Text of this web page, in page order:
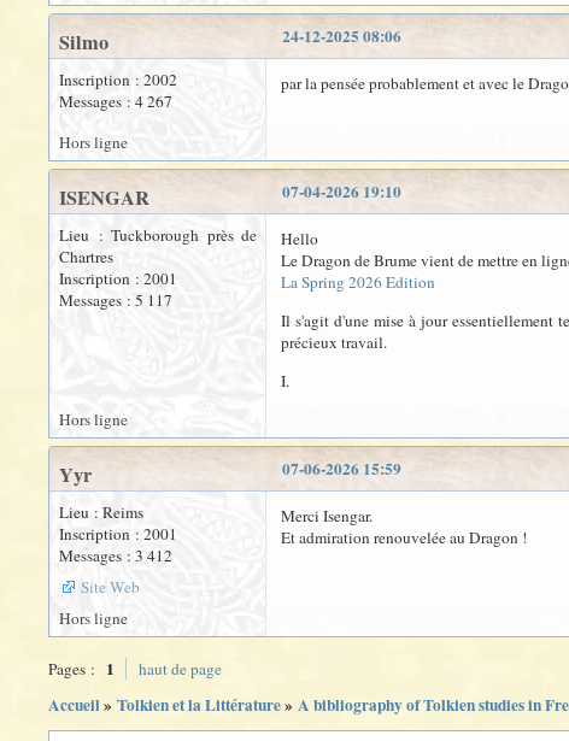
24-12-2025 08:06
Silmo
Inscription : 2002
Messages : 4 267
par la pensée probablement et avec le
Hors ligne
07-04-2026 19:10
ISENGAR
Lieu : Tuckborough près de
Chartres
Inscription : 2001
Messages : 5 117
Hello
Le Dragon de Brume vient de mettre en
La Spring 2026 Edition
Il s'agit d'une mise à jour essentiellement
précieux travail.
I.
Hors ligne
07-06-2026 15:59
Yyr
Lieu : Reims
Inscription : 2001
Messages : 3 412
Site Web
Merci Isengar.
Et admiration renouvelée au Dragon !
Hors ligne
Pages : 1 haut de page
Accueil» Tolkien et la Littérature» A bibliography of Tolkien studies in